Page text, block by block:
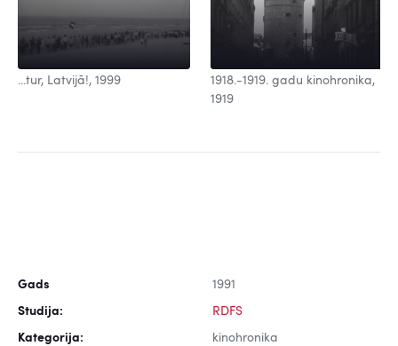
...tur, Latvijā!, 1999
1918.-1919. gadu kinohronika,
1919
Gads 1991
Studija: RDFS
Kategorija: kinohronika